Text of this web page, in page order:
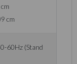
cm
60Hz (Stand